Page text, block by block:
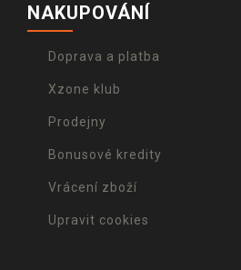
NAKUPOVÁNÍ
Doprava a platba
Xzone klub
Prodejny
Bonusové kredity
Vrácení zboží
Upravit cookies